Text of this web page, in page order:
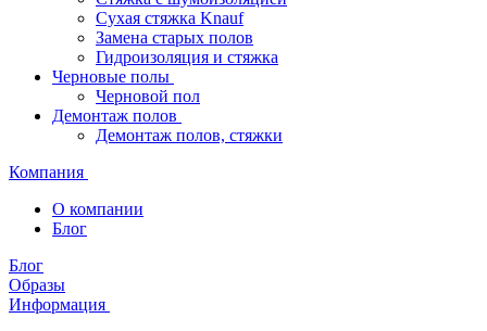
Сухая стяжка Knauf
Замена старых полов
Гидроизоляция и стяжка
Черновые полы
Черновой пол
Демонтаж полов
Демонтаж полов, стяжки
Компания
О компании
Блог
Блог
Образы
Информация